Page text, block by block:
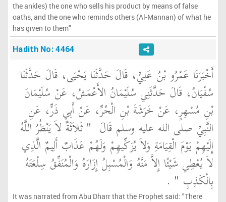
the ankles) the one who sells his product by means of false
oaths, and the one who reminds others (Al-Mannan) of what he
has given to them"
Hadith No: 4464
أَخْبَرَنَا عَمْرُو بْنُ عَلِيٍّ، قَالَ حَدَّثَنَا يَحْيَى، قَالَ حَدَّثَنَا
سُفْيَانُ، قَالَ حَدَّثَنِي سُلَيْمَانُ الأَعْمَشُ، عَنْ سُلَيْمَانَ
بْنِ مُسْهِرٍ، عَنْ خَرَشَةَ بْنِ الْحُرِّ، عَنْ أَبِي ذَرٍّ، عَنِ
النَّبِيِّ صلى الله عليه وسلم قَالَ ‏ "‏ ثَلاَثَةٌ لاَ يَنْظُرُ اللَّهُ
إِلَيْهِمْ يَوْمَ الْقِيَامَةِ وَلاَ يُزَكِّيهِمْ وَلَهُمْ عَذَابٌ أَلِيمٌ الَّذِي
لاَ يُعْطِي شَيْئًا إِلاَّ مَنَّهُ وَالْمُسْبِلُ إِزَارَهُ وَالْمُنَفِّقُ سِلْعَتَهُ
بِالْكَذِبِ ‏" ‏ ‏.‏
It was narrated from Abu Dharr that the Prophet said: "There